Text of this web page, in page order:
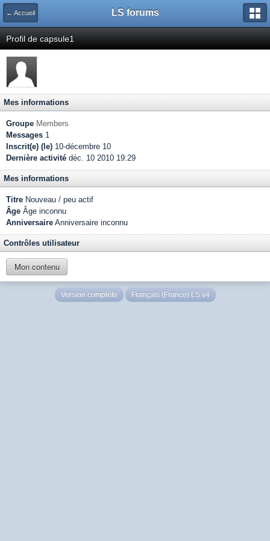
← Accueil LS forums
Profil de capsule1
Mes informations
Groupe Members
Messages 1
Inscrit(e) (le) 10-décembre 10
Dernière activité déc. 10 2010 19:29
Mes informations
Titre Nouveau / peu actif
Âge Âge inconnu
Anniversaire Anniversaire inconnu
Contrôles utilisateur
Mon contenu
Version complète Français (France) LS v4